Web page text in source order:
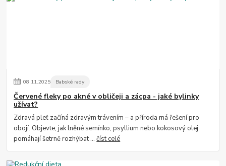
08.11.2025 Babské rady
Červené fleky po akné v obličeji a zácpa - jaké bylinky
užívat?
Zdravá pleť začíná zdravým trávením – a příroda má řešení pro
obojí. Objevte, jak lněné semínko, psyllium nebo kokosový olej
pomáhají šetrně rozhýbat ...číst celé